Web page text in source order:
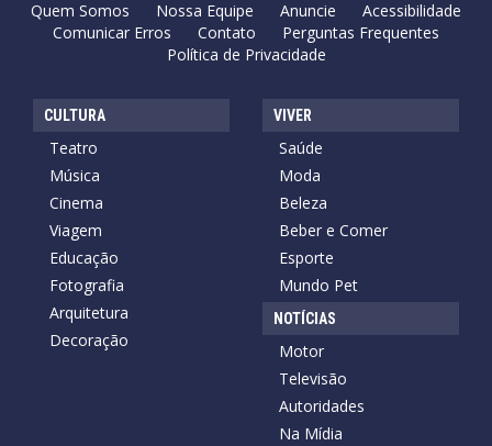
Quem Somos Nossa Equipe Anuncie
Acessibilidade
Comunicar Erros
Contato
Perguntas Frequentes
Política de Privacidade
CULTURA
Teatro
Música
Cinema
Viagem
Educação
Fotografia
Arquitetura
Decoração
VIVER
Saúde
Moda
Beleza
Beber e Comer
Esporte
Mundo Pet
NOTÍCIAS
Motor
Televisão
Autoridades
Na Mídia